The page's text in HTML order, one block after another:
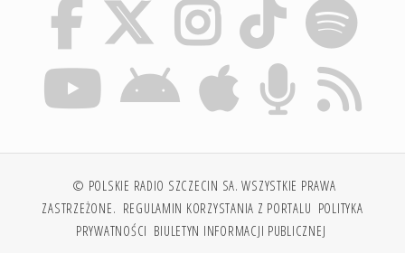
© POLSKIE RADIO SZCZECIN SA. WSZYSTKIE PRAWA
ZASTRZEŻONE. REGULAMIN KORZYSTANIA Z PORTALU POLITYKA
PRYWATNOŚCI BIULETYN INFORMACJI PUBLICZNEJ